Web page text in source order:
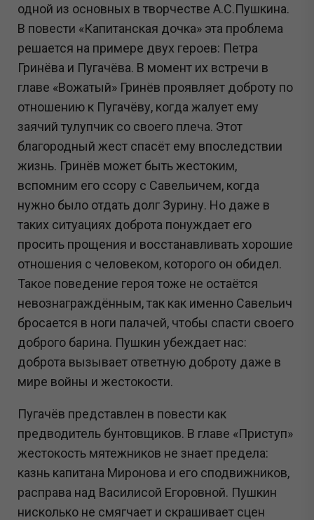
одной из основных в творчестве А.С.Пушкина.
В повести «Капитанская дочка» эта проблема
решается на примере двух героев: Петра
Гринёва и Пугачёва. В момент их встречи в
главе «Вожатый» Гринёв проявляет доброту по
отношению к Пугачёву, когда жалует ему
заячий тулупчик со своего плеча. Этот
благородный жест спасёт ему впоследствии
жизнь. Гринёв может быть жестоким,
вспомним его ссору с Савельичем, когда
нужно было отдать долг Зурину. Но даже в
таких ситуациях доброта понуждает его
просить прощения и восстанавливать хорошие
отношения с человеком, которого он обидел.
Такое поведение героя тоже не остаётся
невознаграждённым, так как именно Савельич
бросается в ноги палачей, чтобы спасти своего
доброго барина. Пушкин убеждает нас:
доброта вызывает ответную доброту даже в
мире войны и жестокости.
Пугачёв представлен в повести как
предводитель бунтовщиков. В главе «Приступ»
жестокость мятежников не знает предела:
казнь капитана Миронова и его сподвижников,
расправа над Василисой Егоровной. Пушкин
нисколько не смягчает и скрашивает сцен